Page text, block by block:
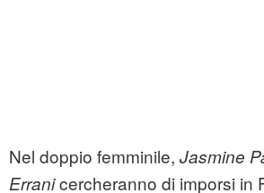
Nel doppio femminile, Jasmine
Erranicercheranno di imporsi in